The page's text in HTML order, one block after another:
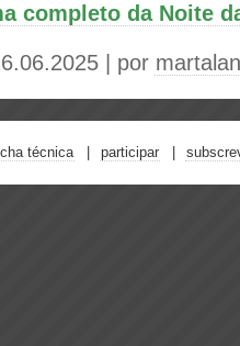
completo da Noite
| por
técnica participar